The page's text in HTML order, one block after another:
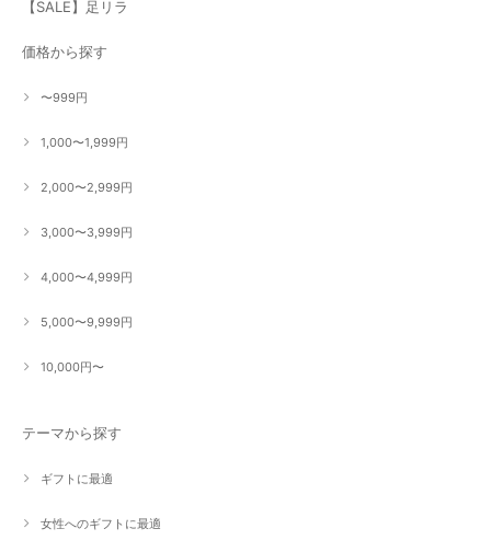
【SALE】足リラ
価格から探す
〜999円
1,000〜1,999円
2,000〜2,999円
3,000〜3,999円
4,000〜4,999円
5,000〜9,999円
10,000円〜
テーマから探す
ギフトに最適
女性へのギフトに最適